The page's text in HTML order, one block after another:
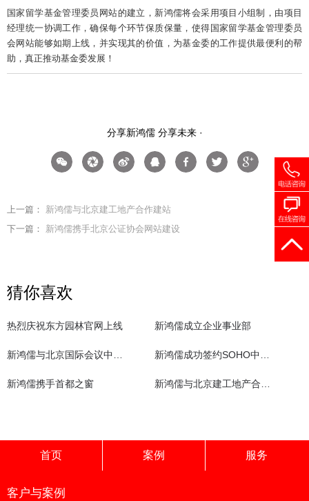
国家留学基金管理委员网站的建立，新鸿儒将会采用项目小组制，由项目
经理统一协调工作，确保每个环节保质保量，使得国家留学基金管理委员
会网站能够如期上线，并实现其的价值，为基金委的工作提供最便利的帮
助，真正推动基金委发展！
分享新鸿儒 分享未来 ·
上一篇： 新鸿儒与北京建工地产合作建站
下一篇： 新鸿儒携手北京公证协会网站建设
猜你喜欢
热烈庆祝东方园林官网上线 新鸿儒成立企业事业部
新鸿儒携手首都之窗
首页 案例 服务
客户与案例
现在就与新鸿儒客服交流
400-998-9730
您也可进行在线咨询或预约项目顾问